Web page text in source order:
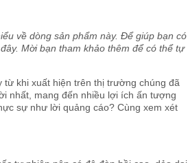
về dòng sản phẩm này. Để giúp bạn có
Mời bạn tham khảo thêm để có thể tự
khi xuất hiện trên thị trường chúng đã
nhất, mang đến nhiều lợi ích ấn tượng
sự như lời quảng cáo? Cùng xem xét